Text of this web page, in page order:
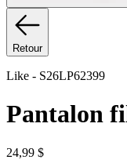
Retour
Like - S26LP62399
Pantalon
24,99 $